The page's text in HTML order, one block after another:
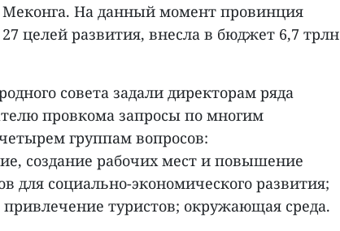
Меконга. На данный момент провинция
целей развития, внесла в бюджет 6,7 трлн
совета задали директорам ряда
провкома запросы по многим
группам вопросов:
создание рабочих мест и повышение
для социально-экономического развития;
туристов; окружающая среда.